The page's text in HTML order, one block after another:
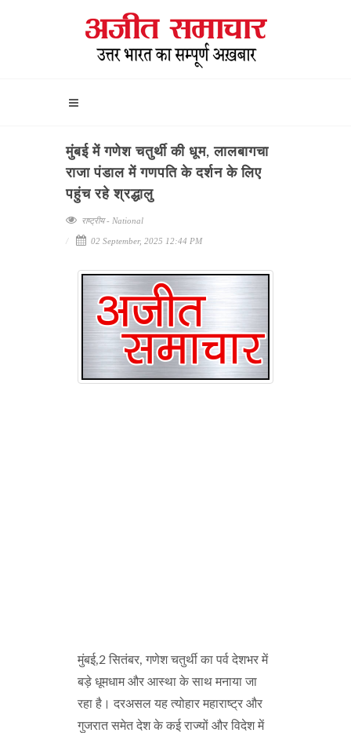
मुंबई में गणेश चतुर्थी की धूम, लालबागचा
राजा पंडाल में गणपति के दर्शन के लिए
पहुंच रहे श्रद्धालु
राष्ट्रीय - National
02 September, 2025 12:44 PM
मुंबई,2 सितंबर, गणेश चतुर्थी का पर्व देशभर में
बड़े धूमधाम और आस्था के साथ मनाया जा
रहा है। दरअसल यह त्योहार महाराष्ट्र और
गुजरात समेत देश के कई राज्यों और विदेश में